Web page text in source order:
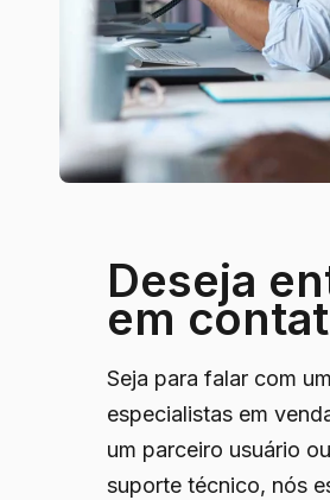
Deseja
em
Seja para falar com
especialistas em
um parceiro usuário
suporte técnico, nós